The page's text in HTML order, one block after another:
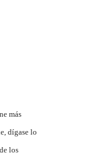
más
dígase lo
los